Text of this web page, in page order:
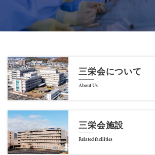
三栄会について
About Us
三栄会施設
Related facilities